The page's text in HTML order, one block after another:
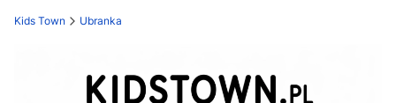
Kids Town Ubranka